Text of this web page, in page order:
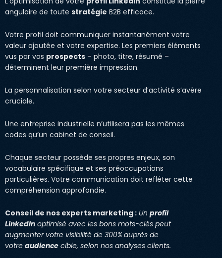
angulaire de toute stratégie B2B efficace.
Votre profil doit communiquer instantanément votre
valeur ajoutée et votre expertise. Les premiers éléments
vus par vos prospects – photo, titre, résumé –
déterminent leur première impression.
La personnalisation selon votre secteur d’activité s’avère
cruciale.
Une entreprise industrielle n’utilisera pas les mêmes
codes qu’un cabinet de conseil.
Chaque secteur possède ses propres enjeux, son
vocabulaire spécifique et ses préoccupations
particulières. Votre communication doit refléter cette
compréhension approfondie.
Conseil de nos experts marketing : Un profil
LinkedIn optimisé avec les bons mots-clés peut
augmenter votre visibilité de 300% auprès de
votre audience cible, selon nos analyses clients.